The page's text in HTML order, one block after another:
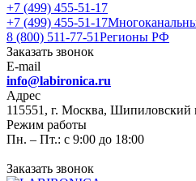
+7 (499) 455-51-17
+7 (499) 455-51-17
8 (800) 511-77-51Регионы РФ
Заказать звонок
E-mail
info@labironica.ru
Адрес
115551, г. Москва,
Режим работы
Пн. – Пт.: с 9:00 до 18:00
Заказать звонок